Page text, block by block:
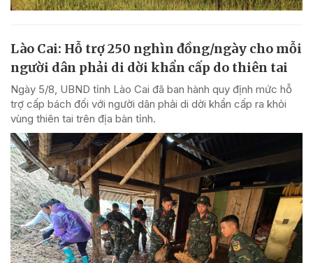
Lào Cai: Hỗ trợ 250 nghìn đồng/ngày cho mỗi
người dân phải di dời khẩn cấp do thiên tai
Ngày 5/8, UBND tỉnh Lào Cai đã ban hành quy định mức hỗ
trợ cấp bách đối với người dân phải di dời khẩn cấp ra khỏi
vùng thiên tai trên địa bàn tỉnh.